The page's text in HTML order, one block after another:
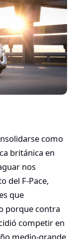
como
británica en
nos
del F-Pace,
que
porque contra
competir en